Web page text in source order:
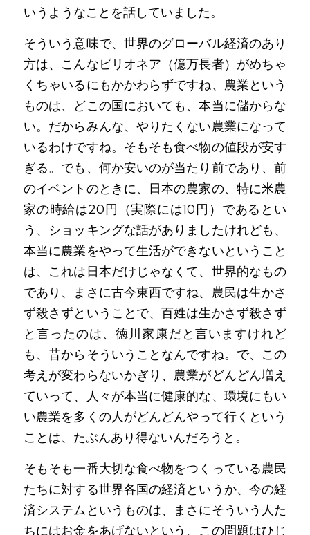
いうようなことを話していました。
そういう意味で、世界のグローバル経済のあり
方は、こんなビリオネア（億万長者）がめちゃ
くちゃいるにもかかわらずですね、農業という
ものは、どこの国においても、本当に儲からな
い。だからみんな、やりたくない農業になって
いるわけですね。そもそも食べ物の値段が安す
ぎる。でも、何か安いのが当たり前であり、前
のイベントのときに、日本の農家の、特に米農
家の時給は20円（実際には10円）であるとい
う、ショッキングな話がありましたけれども、
本当に農業をやって生活ができないということ
は、これは日本だけじゃなくて、世界的なもの
であり、まさに古今東西ですね、農民は生かさ
ず殺さずということで、百姓は生かさず殺さず
と言ったのは、徳川家康だと言いますけれど
も、昔からそういうことなんですね。で、この
考えが変わらないかぎり、農業がどんどん増え
ていって、人々が本当に健康的な、環境にもい
い農業を多くの人がどんどんやって行くという
ことは、たぶんあり得ないんだろうと。
そもそも一番大切な食べ物をつくっている農民
たちに対する世界各国の経済というか、今の経
済システムというものは、まさにそういう人た
ちにはお金をあげないという、この問題はひじ